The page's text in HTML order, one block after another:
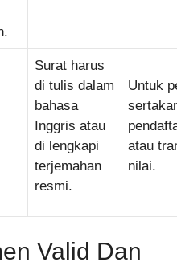
Surat harus
di tulis dalam
bahasa
Inggris atau
di lengkapi
terjemahan
resmi.
Untuk
atau
nilai.
Valid Dan